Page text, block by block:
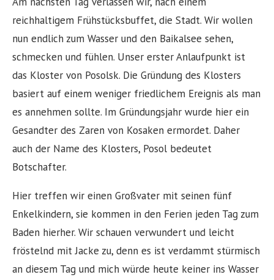
reichhaltigem Frühstücksbuffet, die Stadt. Wir wollen
nun endlich zum Wasser und den Baikalsee sehen,
schmecken und fühlen. Unser erster Anlaufpunkt ist
das Kloster von Posolsk. Die Gründung des Klosters
basiert auf einem weniger friedlichem Ereignis als man
es annehmen sollte. Im Gründungsjahr wurde hier ein
Gesandter des Zaren von Kosaken ermordet. Daher
auch der Name des Klosters, Posol bedeutet
Botschafter.
Hier treffen wir einen Großvater mit seinen fünf
Enkelkindern, sie kommen in den Ferien jeden Tag zum
Baden hierher. Wir schauen verwundert und leicht
fröstelnd mit Jacke zu, denn es ist verdammt stürmisch
an diesem Tag und mich würde heute keiner ins Wasser